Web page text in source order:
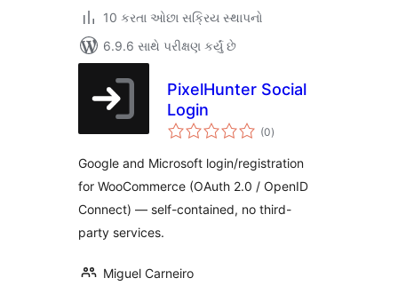
10 કરતા ઓછા સક્રિય સ્થાપનો
6.9.6 સાથે પરીક્ષણ કર્યું છે
PixelHunter Social
Login
(0કુલ
રેટિંગ્સ
)
Google and Microsoft login/registration
for WooCommerce (OAuth 2.0 / OpenID
Connect) — self-contained, no third-
party services.
Miguel Carneiro